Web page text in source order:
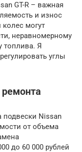
GT-R – важная
и износ
могут
неравномерному
топлива. Я
углы
подвески Nissan
от объема
до 60 000 рублей